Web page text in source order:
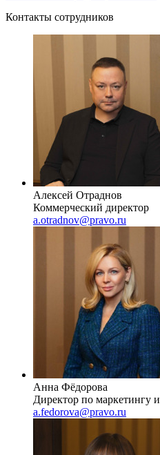
Контакты сотрудников
Алексей Отраднов
Коммерческий директор
a.otradnov@pravo.ru
Анна Фёдорова
Директор по маркетингу
a.fedorova@pravo.ru